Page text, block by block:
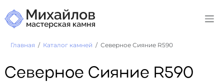
Главная Каталог камней Северное Сияние R590
Северное Сияние R590